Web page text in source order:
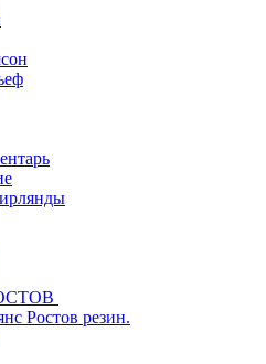
Ростов резин.